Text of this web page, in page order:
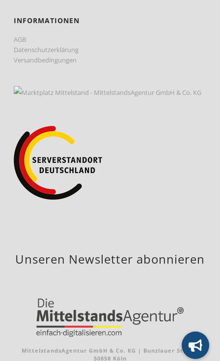
INFORMATIONEN
AGB
Datenschutzerklärung
Versandbedingungen
Unseren Newsletter abonnieren
MittelstandsAgentur GmbH & Co. KG | Bunzlauer Str. 2 |
50858 Köln